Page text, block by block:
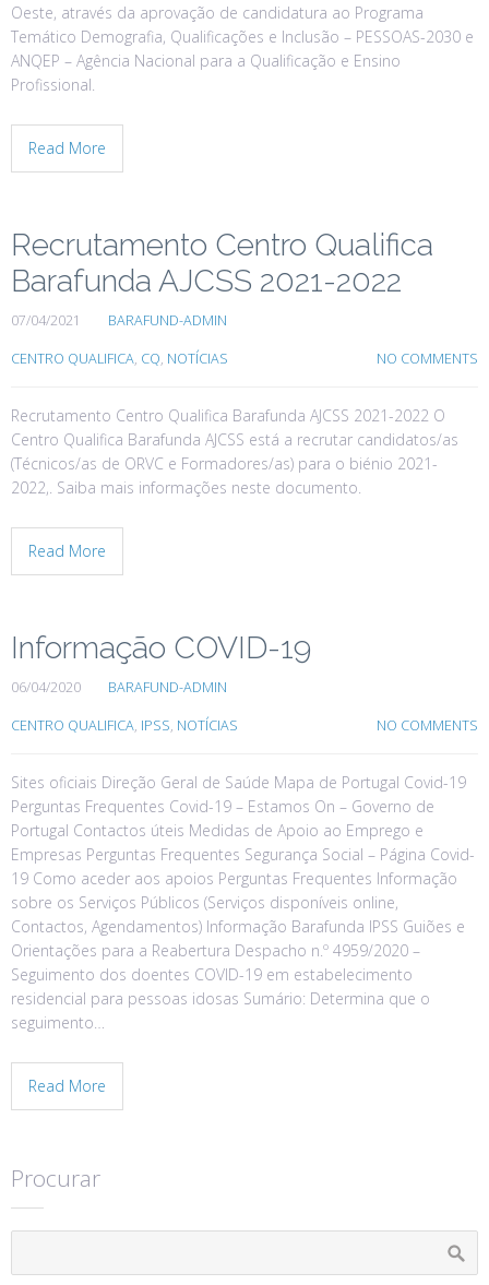
Oeste, através da aprovação de candidatura ao Programa
Temático Demografia, Qualificações e Inclusão – PESSOAS-2030 e
ANQEP – Agência Nacional para a Qualificação e Ensino
Profissional.
Read More
Recrutamento Centro Qualifica
Barafunda AJCSS 2021-2022
07/04/2021 BARAFUND-ADMIN
CENTRO QUALIFICA, CQ, NOTÍCIAS NO COMMENTS
Recrutamento Centro Qualifica Barafunda AJCSS 2021-2022 O
Centro Qualifica Barafunda AJCSS está a recrutar candidatos/as
(Técnicos/as de ORVC e Formadores/as) para o biénio 2021-
2022,. Saiba mais informações neste documento.
Read More
Informação COVID-19
06/04/2020 BARAFUND-ADMIN
CENTRO QUALIFICA, IPSS, NOTÍCIAS NO COMMENTS
Sites oficiais Direção Geral de Saúde Mapa de Portugal Covid-19
Perguntas Frequentes Covid-19 – Estamos On – Governo de
Portugal Contactos úteis Medidas de Apoio ao Emprego e
Empresas Perguntas Frequentes Segurança Social – Página Covid-
19 Como aceder aos apoios Perguntas Frequentes Informação
sobre os Serviços Públicos (Serviços disponíveis online,
Contactos, Agendamentos) Informação Barafunda IPSS Guiões e
Orientações para a Reabertura Despacho n.º 4959/2020 –
Seguimento dos doentes COVID-19 em estabelecimento
residencial para pessoas idosas Sumário: Determina que o
seguimento…
Read More
Procurar